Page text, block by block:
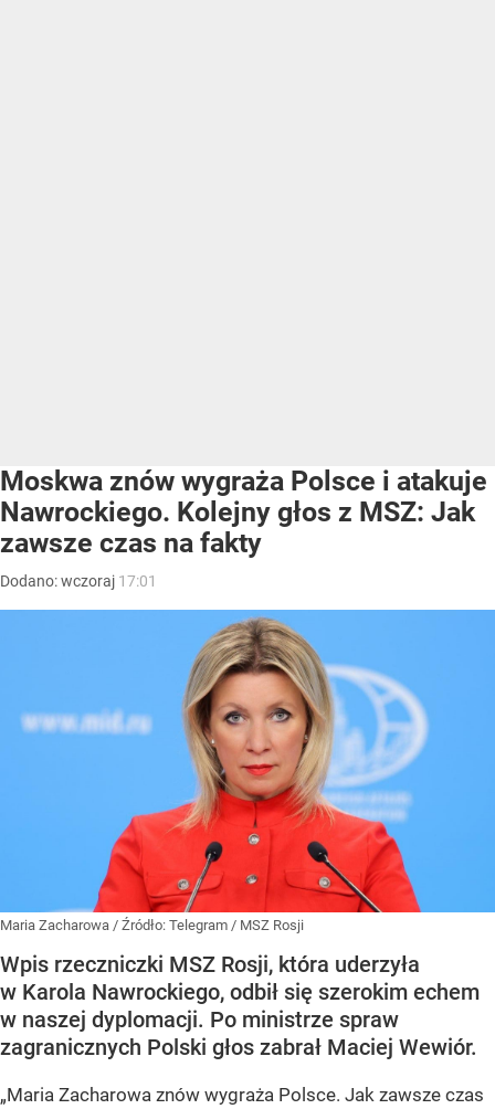
Moskwa znów wygraża Polsce i atakuje
Nawrockiego. Kolejny głos z MSZ: Jak
zawsze czas na fakty
Dodano:wczoraj 17:01
Maria Zacharowa / Źródło: Telegram / MSZ Rosji
Wpis rzeczniczki MSZ Rosji, która uderzyła
w Karola Nawrockiego, odbił się szerokim echem
w naszej dyplomacji. Po ministrze spraw
zagranicznych Polski głos zabrał Maciej Wewiór.
„Maria Zacharowa znów wygraża Polsce. Jak zawsze czas